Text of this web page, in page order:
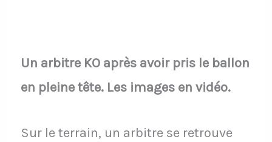
Un arbitre KO après avoir pris le ballon
en pleine tête. Les images en vidéo.
Sur le terrain, un arbitre se retrouve